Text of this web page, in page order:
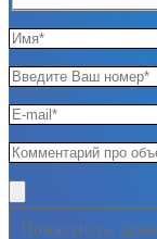
Пожалуйста,